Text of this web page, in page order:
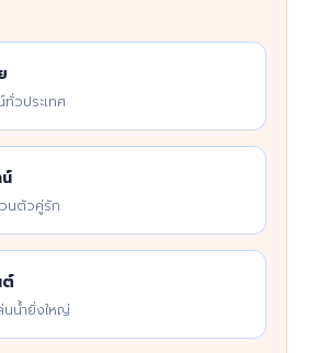
ทั่วประเทศ
นตัวคู่รัก
ต์
นน้ำยิ่งใหญ่